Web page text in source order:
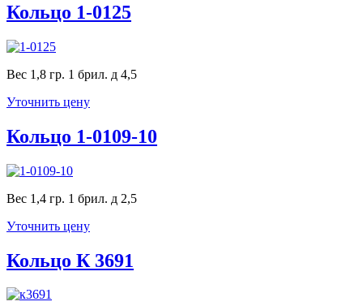
Кольцо 1-0125
Вес 1,8 гр. 1 брил. д 4,5
Уточнить цену
Кольцо 1-0109-10
Вес 1,4 гр. 1 брил. д 2,5
Уточнить цену
Кольцо К 3691